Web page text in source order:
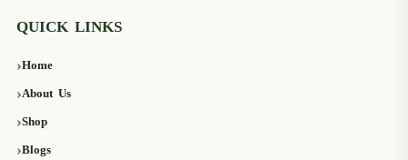
QUICK LINKS
Home
About Us
Shop
Blogs